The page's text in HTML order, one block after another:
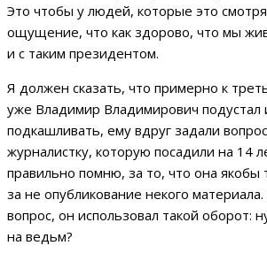
Это чтобы у людей, которые это
ощущение, что как здорово, что мы
и с таким президентом.
Я должен сказать, что примерно к
уже Владимир Владимирович подустал
подкашливать, ему вдруг задали
журналистку, которую посадили на 14
правильно помню, за то, что она якобы
за не опубликование некого
вопрос, он использовал такой оборот:
на ведьм?